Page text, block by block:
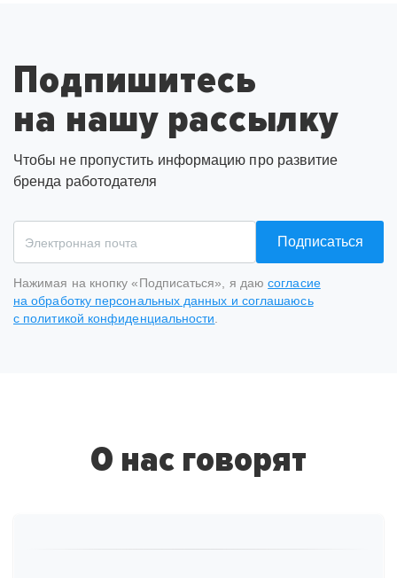
Подпишитесь
на нашу рассылку
Чтобы не пропустить информацию про развитие
бренда работодателя
Подписаться
Нажимая на кнопку «Подписаться», я даюсогласие
на обработку персональных данных и соглашаюсь
с политикой конфиденциальности
на рассылку
На ваш адрес отправлено письмо от hh.ru, необходимо
информацию про развитие бренда работодателя.
О нас говорят